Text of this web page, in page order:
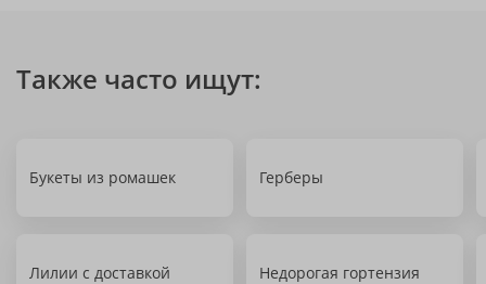
Также часто ищут:
Букеты из ромашек Герберы
Лилии с доставкой Недорогая гортензия